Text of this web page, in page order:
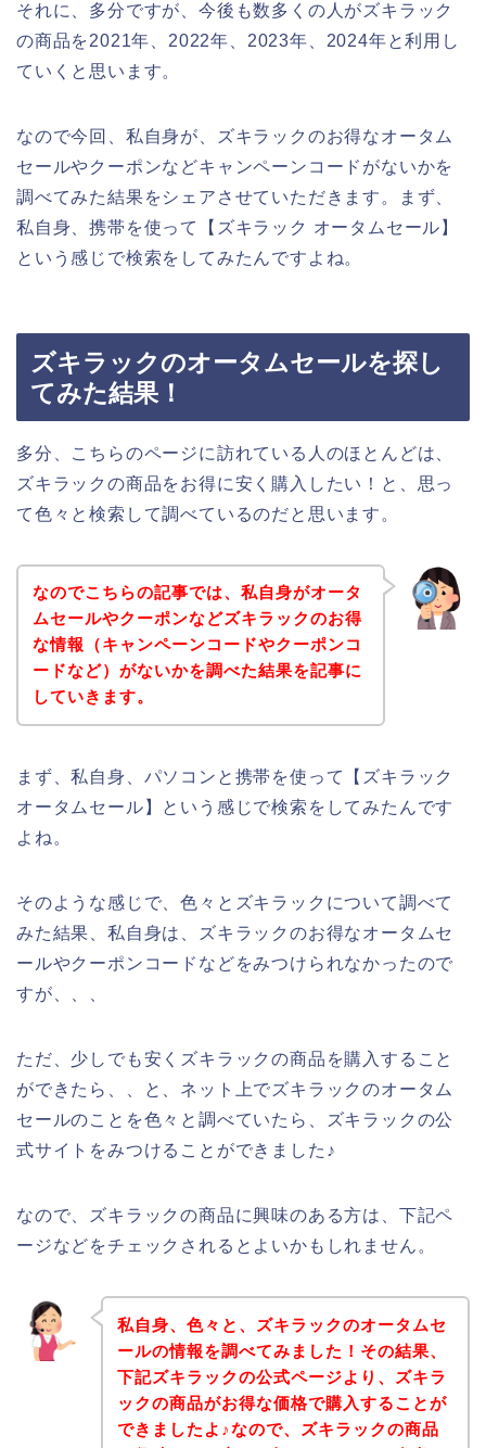
それに、多分ですが、今後も数多くの人がズキラック
の商品を2021年、2022年、2023年、2024年と利用し
ていくと思います。
なので今回、私自身が、ズキラックのお得なオータム
セールやクーポンなどキャンペーンコードがないかを
調べてみた結果をシェアさせていただきます。まず、
私自身、携帯を使って【ズキラック オータムセール】
という感じで検索をしてみたんですよね。
ズキラックのオータムセールを探し
てみた結果！
多分、こちらのページに訪れている人のほとんどは、
ズキラックの商品をお得に安く購入したい！と、思っ
て色々と検索して調べているのだと思います。
なのでこちらの記事では、私自身がオータ
ムセールやクーポンなどズキラックのお得
な情報（キャンペーンコードやクーポンコ
ードなど）がないかを調べた結果を記事に
していきます。
まず、私自身、パソコンと携帯を使って【ズキラック
オータムセール】という感じで検索をしてみたんです
よね。
そのような感じで、色々とズキラックについて調べて
みた結果、私自身は、ズキラックのお得なオータムセ
ールやクーポンコードなどをみつけられなかったので
すが、、、
ただ、少しでも安くズキラックの商品を購入すること
ができたら、、と、ネット上でズキラックのオータム
セールのことを色々と調べていたら、ズキラックの公
式サイトをみつけることができました♪
なので、ズキラックの商品に興味のある方は、下記ペ
ージなどをチェックされるとよいかもしれません。
私自身、色々と、ズキラックのオータムセ
ールの情報を調べてみました！その結果、
下記ズキラックの公式ページより、ズキラ
ックの商品がお得な価格で購入することが
できましたよ♪なので、ズキラックの商品